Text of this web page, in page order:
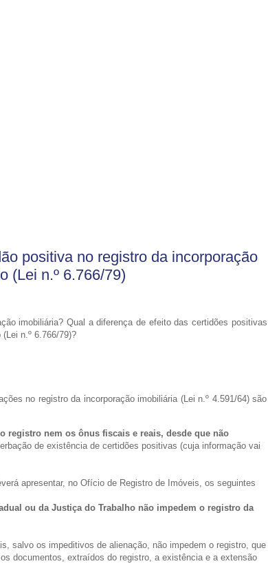
positiva no registro da incorporação
(Lei n.º 6.766/79)
imobiliária? Qual a diferença de efeito das certidões positivas
n.º 6.766/79)?
no registro da incorporação imobiliária (Lei n.º 4.591/64) são
registro nem os ônus fiscais e reais, desde que não
de existência de certidões positivas (cuja informação vai
apresentar, no Ofício de Registro de Imóveis, os seguintes
ou da Justiça do Trabalho não impedem o registro da
salvo os impeditivos de alienação, não impedem o registro, que
documentos, extraídos do registro, a existência e a extensão